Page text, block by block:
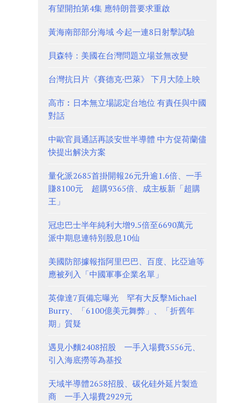
有望開拍第4集 應特朗普要求重啟
黃海南部部分海域 今起一連8日射擊試驗
貝森特：美國在台灣問題立場並無改變
台灣抗日片《賽德克·巴萊》 下月大陸上映
高市︰日本無立場認定台地位 有責任與中國
對話
中歐官員通話再談安世半導體 中方促荷蘭儘
快提出解決方案
量化派2685首掛開報26元升逾1.6倍、一手
賺8100元 超購9365倍、成主板新「超購
王」
冠忠巴士半年純利大增9.5倍至6690萬元
派中期息連特別股息10仙
美國防部據報指阿里巴巴、百度、比亞迪等
應被列入「中國軍事企業名單」
英偉達7頁備忘曝光 罕有大反擊Michael
Burry、「6100億美元舞弊」、「折舊年
期」質疑
遇見小麵2408招股 一手入場費3556元、
引入海底撈等為基投
天域半導體2658招股、碳化硅外延片製造
商 一手入場費2929元